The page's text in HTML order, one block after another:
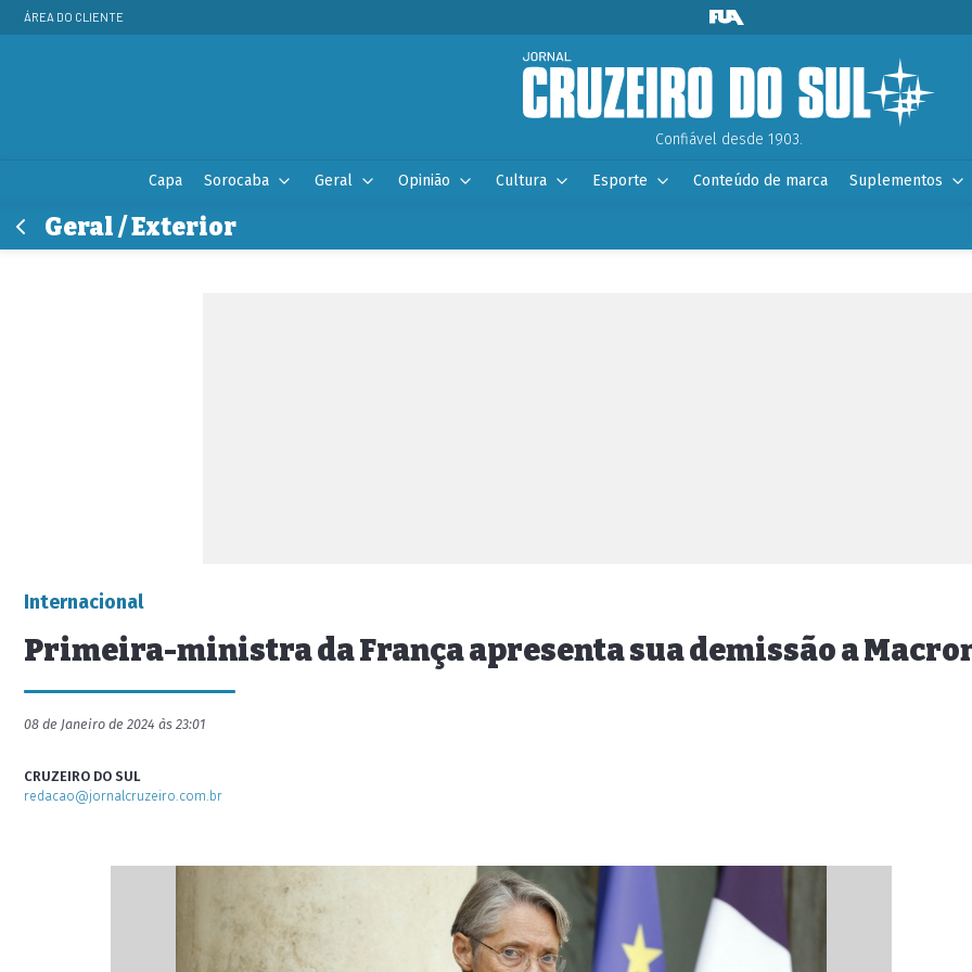
ÁREA DO CLIENTE
Confiável desde 1903.
Capa Sorocaba Geral Opinião Cultura Esporte Conteúdo de marca Suplementos
Geral / Exterior
Internacional
Primeira-ministra da França apresenta sua demissão a
08 de Janeiro de 2024 às 23:01
CRUZEIRO DO SUL
redacao@jornalcruzeiro.com.br